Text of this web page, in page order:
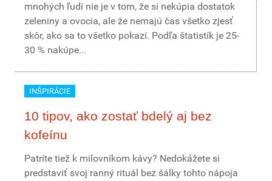
mnohých ľudí nie je v tom, že si nekúpia dostatok
zeleniny a ovocia, ale že nemajú čas všetko zjesť
skôr, ako sa to všetko pokazí. Podľa štatistík je 25-
30 % nakúpe...
INŠPIRÁCIE
10 tipov, ako zostať bdelý aj bez
kofeínu
Patríte tiež k milovníkom kávy? Nedokážete si
predstaviť svoj ranný rituál bez šálky tohto nápoja